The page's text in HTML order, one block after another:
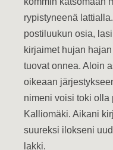
rypistyneenä
postiluukun osia,
kirjaimet hujan
tuovat onnea. Aloin
oikeaan
nimeni voisi toki olla
Kalliomäki. Aikani
suureksi ilokseni
lakki.